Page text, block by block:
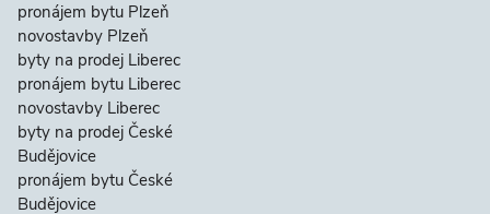
pronájem bytu Plzeň
novostavby Plzeň
byty na prodej Liberec
pronájem bytu Liberec
novostavby Liberec
byty na prodej České
Budějovice
pronájem bytu České
Budějovice